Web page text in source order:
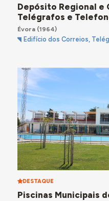
Depósito Regional e
Telégrafos e
Évora(1964)
Edifício dos Correios,
DESTAQUE
Piscinas Municipais